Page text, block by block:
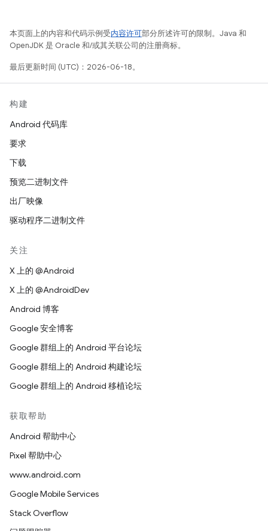
本页面上的内容和代码示例受内容许可部分所述许可的限制。Java 和
OpenJDK 是 Oracle 和/或其关联公司的注册商标。
最后更新时间 (UTC)：2026-06-18。
构建
Android 代码库
要求
下载
预览二进制文件
出厂映像
驱动程序二进制文件
关注
X 上的 @Android
X 上的 @AndroidDev
Android 博客
Google 安全博客
Google 群组上的 Android 平台论坛
Google 群组上的 Android 构建论坛
Google 群组上的 Android 移植论坛
获取帮助
Android 帮助中心
Pixel 帮助中心
www.android.com
Google Mobile Services
Stack Overflow